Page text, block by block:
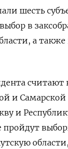
шесть
в
а
считают
и
и